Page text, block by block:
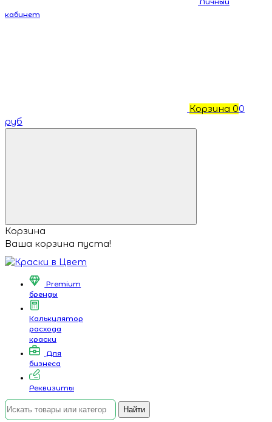
кабинет
Корзина 00
руб
Корзина
Ваша корзина пуста!
Premium
бренды
Калькулятор
расхода
краски
Для
бизнеса
Реквизиты
Найти